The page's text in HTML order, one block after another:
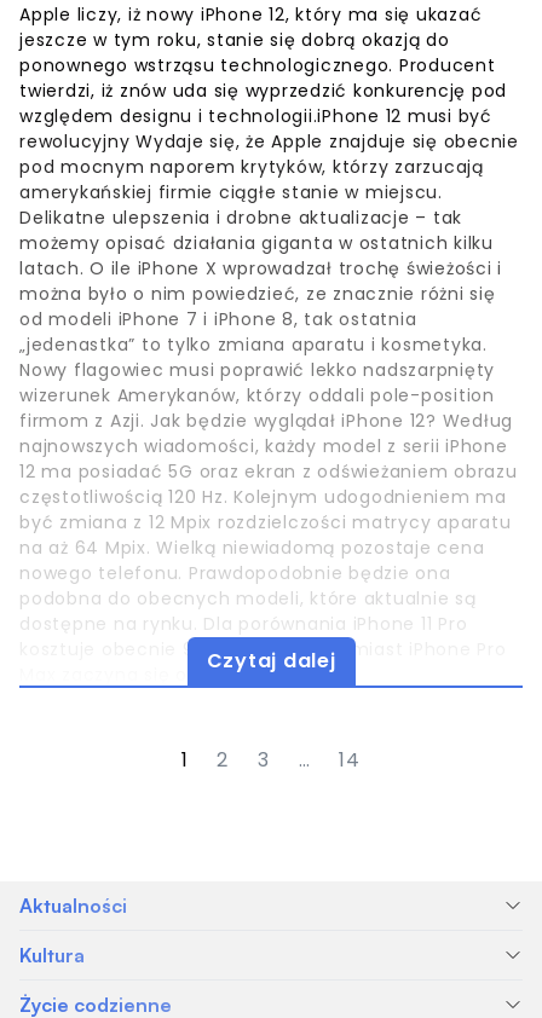
Apple liczy, iż nowy iPhone 12, który ma się ukazać
jeszcze w tym roku, stanie się dobrą okazją do
ponownego wstrząsu technologicznego. Producent
twierdzi, iż znów uda się wyprzedzić konkurencję pod
względem designu i technologii.iPhone 12 musi być
rewolucyjny Wydaje się, że Apple znajduje się obecnie
pod mocnym naporem krytyków, którzy zarzucają
amerykańskiej firmie ciągłe stanie w miejscu.
Delikatne ulepszenia i drobne aktualizacje – tak
możemy opisać działania giganta w ostatnich kilku
latach. O ile iPhone X wprowadzał trochę świeżości i
można było o nim powiedzieć, ze znacznie różni się
od modeli iPhone 7 i iPhone 8, tak ostatnia
„jedenastka” to tylko zmiana aparatu i kosmetyka.
Nowy flagowiec musi poprawić lekko nadszarpnięty
wizerunek Amerykanów, którzy oddali pole-position
firmom z Azji. Jak będzie wyglądał iPhone 12? Według
najnowszych wiadomości, każdy model z serii iPhone
12 ma posiadać 5G oraz ekran z odświeżaniem obrazu
częstotliwością 120 Hz. Kolejnym udogodnieniem ma
być zmiana z 12 Mpix rozdzielczości matrycy aparatu
na aż 64 Mpix. Wielką niewiadomą pozostaje cena
nowego telefonu. Prawdopodobnie będzie ona
podobna do obecnych modeli, które aktualnie są
dostępne na rynku. Dla porównania iPhone 11 Pro
kosztuje obecnie 999 dolarów, natomiast iPhone Pro
Max zaczyna się od 1099 USD.
Czytaj dalej
1 2 3 … 14
Aktualności
Kultura
Życie codzienne